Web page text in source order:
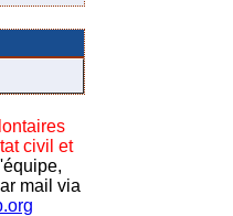
civil et
mail via